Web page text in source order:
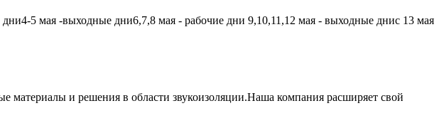
5 мая -выходные дни6,7,8 мая - рабочие дни 9,10,11,12 мая - выходные днис 13 мая
и решения в области звукоизоляции.Наша компания расширяет свой